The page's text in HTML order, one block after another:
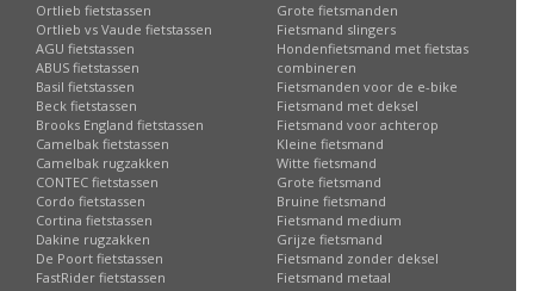
Ortlieb fietstassen
Ortlieb vs Vaude fietstassen
AGU fietstassen
ABUS fietstassen
Basil fietstassen
Beck fietstassen
Brooks England fietstassen
Camelbak fietstassen
Camelbak rugzakken
CONTEC fietstassen
Cordo fietstassen
Cortina fietstassen
Dakine rugzakken
De Poort fietstassen
FastRider fietstassen
Grote fietsmanden
Fietsmand slingers
Hondenfietsmand met fietstas
combineren
Fietsmanden voor de e-bike
Fietsmand met deksel
Fietsmand voor achterop
Kleine fietsmand
Witte fietsmand
Grote fietsmand
Bruine fietsmand
Fietsmand medium
Grijze fietsmand
Fietsmand zonder deksel
Fietsmand metaal